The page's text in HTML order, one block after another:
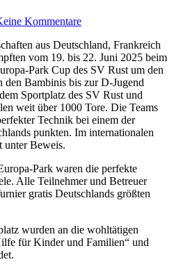
Kommentare
aus Deutschland, Frankreich
vom 19. bis 22. Juni 2025 beim
Park Cup des SV Rust um den
den Bambinis bis zur D-Jugend
Sportplatz des SV Rust und
weit über 1000 Tore. Die Teams
Technik bei einem der
punkten. Im internationalen
unter Beweis.
Park waren die perfekte
Alle Teilnehmer und Betreuer
gratis Deutschlands größten
wurden an die wohltätigen
für Kinder und Familien“ und